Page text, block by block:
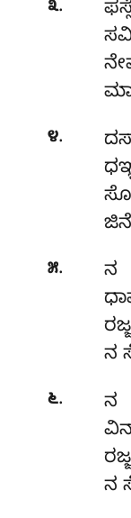
೩.
ಮಾ
೪.
೫.
ನ
ನ
೬.
ನ
ನ